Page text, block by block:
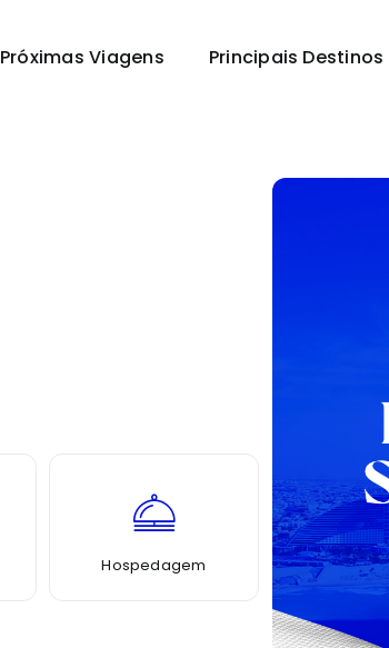
Próximas Viagens Principais Destinos
Hospedagem